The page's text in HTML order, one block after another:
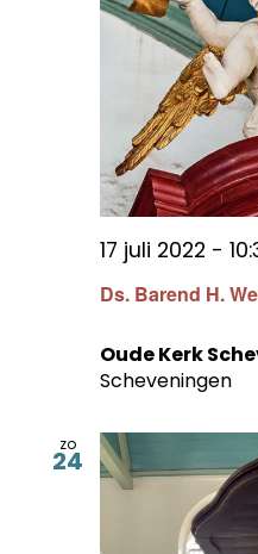
Ds. Barend H.
17 juli 2022 -
Oude Kerk
Scheveningen
zo
24